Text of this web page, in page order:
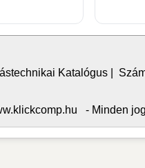
Katalógus|
- Minden